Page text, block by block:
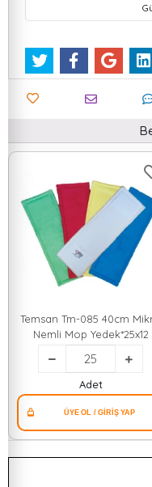
Temsan Tm-085 40cm
Nemli Mop Yedek*25x12
Adet